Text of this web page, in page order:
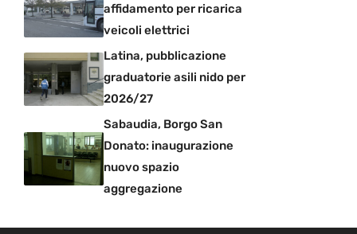
affidamento per ricarica
veicoli elettrici
Latina, pubblicazione
graduatorie asili nido per
2026/27
Sabaudia, Borgo San
Donato: inaugurazione
nuovo spazio
aggregazione